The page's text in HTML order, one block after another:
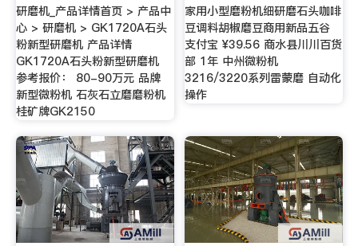
研磨机_产品详情首页 > 产品中
心 > 研磨机 > GK1720A石头
粉新型研磨机 产品详情
GK1720A石头粉新型研磨机
参考报价： 80-90万元 品牌
新型微粉机 石灰石立磨磨粉机
桂矿牌GK2150
家用小型磨粉机细研磨石头咖啡
豆调料胡椒磨豆商用新品五谷
支付宝 ¥39.56 商水县川川百货
部 1年 中州微粉机
3216/3220系列雷蒙磨 自动化
操作